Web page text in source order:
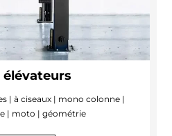
élévateurs
| à ciseaux | mono colonne |
| moto | géométrie